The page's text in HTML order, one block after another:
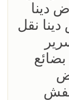
دينا
نقل
عفش